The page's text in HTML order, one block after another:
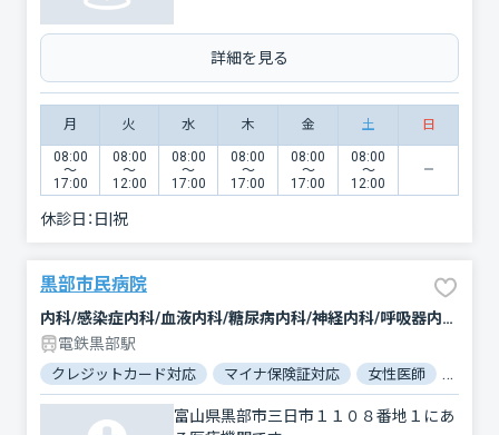
詳細を見る
月 火 水 木 金 土 日
08:00
〜
17:00
08:00
〜
12:00
08:00
〜
17:00
08:00
〜
17:00
08:00
〜
17:00
08:00
〜
12:00
休診日： 日|祝
黒部市民病院
内科/感染症内科/血液内科/糖尿病内科/神経内科/呼吸器内科/循環器科/消化器科/腎臓内科・外科/漢方内科/外科/脳神経外科/呼吸器外科/心臓血管外科/乳腺外科/整形外科/形成外科/小児科/産婦人科/眼科/耳鼻咽喉科/皮膚科/泌尿器科/精神科・神経科/心療内科/歯科口腔外科/リハビリテーション/放射線科/臨床検査・病理診断/救急科/麻酔科
電鉄黒部駅
クレジットカード対応 マイナ保険証対応 女性医師
富山県黒部市三日市１１０８番地１にあ